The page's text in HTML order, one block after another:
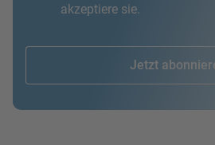
akzeptiere sie.
Jetzt